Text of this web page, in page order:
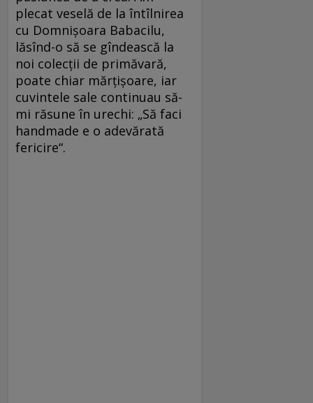
plecat veselă de la întîlnirea
cu Domnişoara Babacilu,
lăsînd-o să se gîndească la
noi colecţii de primăvară,
poate chiar mărţişoare, iar
cuvintele sale continuau să-
mi răsune în urechi: „Să faci
handmade e o adevărată
fericire“.